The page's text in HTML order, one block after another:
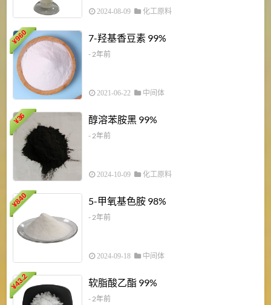
2024-08-09 化工原料
¥
960 7-羟基香豆素 99%
- 2年前
2021-06-22 中间体
¥
36 醇溶苯胺黑 99%
- 2年前
2024-10-09 化工原料
¥
840 5-甲氧基色胺 98%
- 2年前
2024-09-18 中间体
¥
43.2 软脂酸乙酯 99%
- 2年前